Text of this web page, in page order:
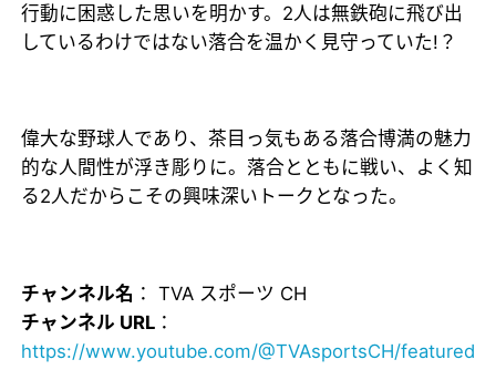
行動に困惑した思いを明かす。2人は無鉄砲に飛び出
しているわけではない落合を温かく見守っていた!？
偉大な野球人であり、茶目っ気もある落合博満の魅力
的な人間性が浮き彫りに。落合とともに戦い、よく知
る2人だからこその興味深いトークとなった。
チャンネル名 ： TVA スポーツ CH
チャンネル URL ：
https://www.youtube.com/@TVAsportsCH/featured